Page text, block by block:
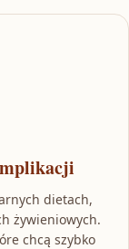
dietach,
żywieniowych.
chcą szybko